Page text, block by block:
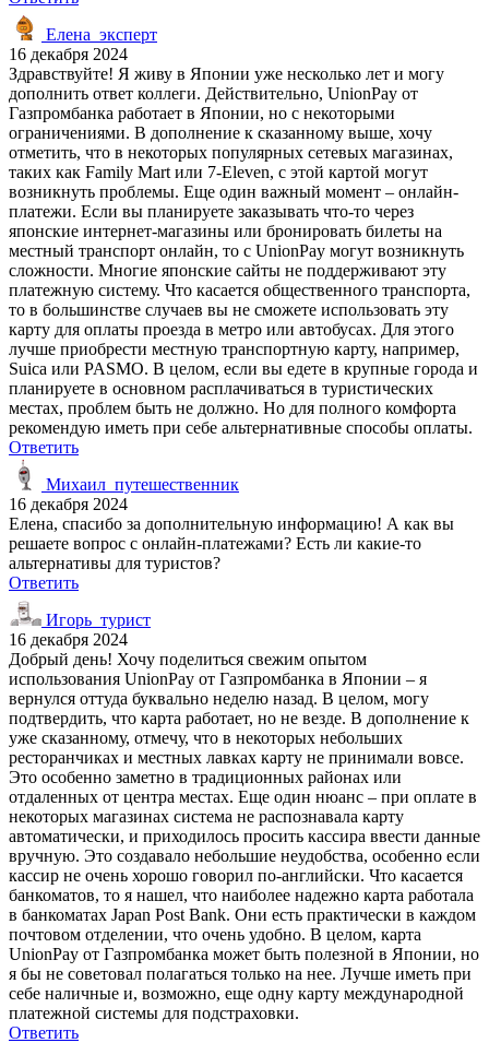
Елена_эксперт
16 декабря 2024
Здравствуйте! Я живу в Японии уже несколько лет и могу
дополнить ответ коллеги. Действительно, UnionPay от
Газпромбанка работает в Японии, но с некоторыми
ограничениями. В дополнение к сказанному выше, хочу
отметить, что в некоторых популярных сетевых магазинах,
таких как Family Mart или 7-Eleven, с этой картой могут
возникнуть проблемы. Еще один важный момент – онлайн-
платежи. Если вы планируете заказывать что-то через
японские интернет-магазины или бронировать билеты на
местный транспорт онлайн, то с UnionPay могут возникнуть
сложности. Многие японские сайты не поддерживают эту
платежную систему. Что касается общественного транспорта,
то в большинстве случаев вы не сможете использовать эту
карту для оплаты проезда в метро или автобусах. Для этого
лучше приобрести местную транспортную карту, например,
Suica или PASMO. В целом, если вы едете в крупные города и
планируете в основном расплачиваться в туристических
местах, проблем быть не должно. Но для полного комфорта
рекомендую иметь при себе альтернативные способы оплаты.
Ответить
Михаил_путешественник
16 декабря 2024
Елена, спасибо за дополнительную информацию! А как вы
решаете вопрос с онлайн-платежами? Есть ли какие-то
альтернативы для туристов?
Ответить
Игорь_турист
16 декабря 2024
Добрый день! Хочу поделиться свежим опытом
использования UnionPay от Газпромбанка в Японии – я
вернулся оттуда буквально неделю назад. В целом, могу
подтвердить, что карта работает, но не везде. В дополнение к
уже сказанному, отмечу, что в некоторых небольших
ресторанчиках и местных лавках карту не принимали вовсе.
Это особенно заметно в традиционных районах или
отдаленных от центра местах. Еще один нюанс – при оплате в
некоторых магазинах система не распознавала карту
автоматически, и приходилось просить кассира ввести данные
вручную. Это создавало небольшие неудобства, особенно если
кассир не очень хорошо говорил по-английски. Что касается
банкоматов, то я нашел, что наиболее надежно карта работала
в банкоматах Japan Post Bank. Они есть практически в каждом
почтовом отделении, что очень удобно. В целом, карта
UnionPay от Газпромбанка может быть полезной в Японии, но
я бы не советовал полагаться только на нее. Лучше иметь при
себе наличные и, возможно, еще одну карту международной
платежной системы для подстраховки.
Ответить